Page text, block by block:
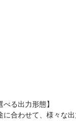
べる出力形態】
に合わせて、様々な出